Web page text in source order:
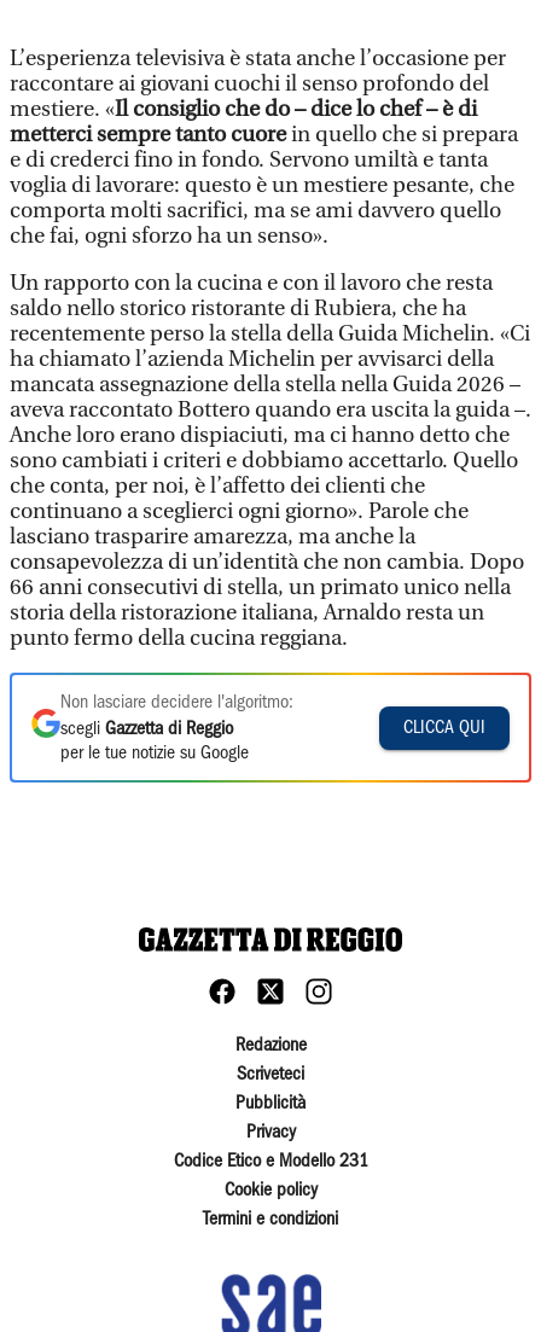
L’esperienza televisiva è stata anche l’occasione per
raccontare ai giovani cuochi il senso profondo del
mestiere. «Il consiglio che do – dice lo chef – è di
metterci sempre tanto cuorein quello che si prepara
e di crederci fino in fondo. Servono umiltà e tanta
voglia di lavorare: questo è un mestiere pesante, che
comporta molti sacrifici, ma se ami davvero quello
che fai, ogni sforzo ha un senso».
Un rapporto con la cucina e con il lavoro che resta
saldo nello storico ristorante di Rubiera, che ha
recentemente perso la stella della Guida Michelin. «Ci
ha chiamato l’azienda Michelin per avvisarci della
mancata assegnazione della stella nella Guida 2026 –
aveva raccontato Bottero quando era uscita la guida –.
Anche loro erano dispiaciuti, ma ci hanno detto che
sono cambiati i criteri e dobbiamo accettarlo. Quello
che conta, per noi, è l’affetto dei clienti che
continuano a sceglierci ogni giorno». Parole che
lasciano trasparire amarezza, ma anche la
consapevolezza di un’identità che non cambia. Dopo
66 anni consecutivi di stella, un primato unico nella
storia della ristorazione italiana, Arnaldo resta un
punto fermo della cucina reggiana.
Non lasciare decidere l'algoritmo:
scegli Gazzetta di Reggio
per le tue notizie su Google
CLICCA QUI
Redazione
Scriveteci
Pubblicità
Privacy
Codice Etico e Modello 231
Cookie policy
Termini e condizioni